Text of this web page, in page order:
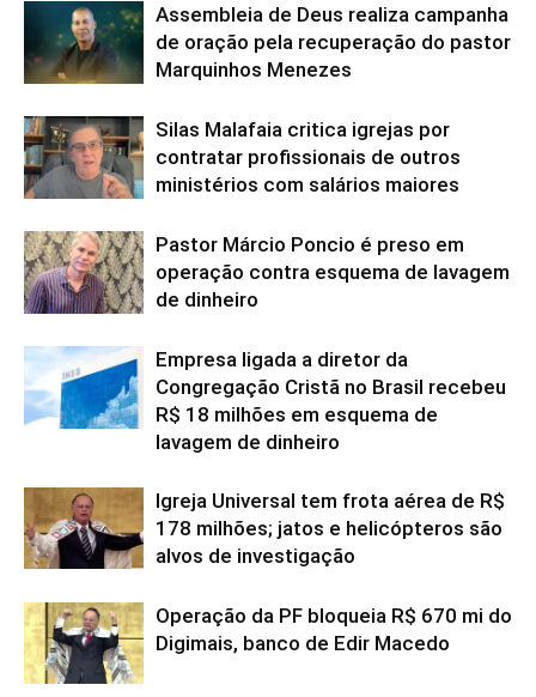
Assembleia de Deus realiza campanha
de oração pela recuperação do pastor
Marquinhos Menezes
Silas Malafaia critica igrejas por
contratar profissionais de outros
ministérios com salários maiores
Pastor Márcio Poncio é preso em
operação contra esquema de lavagem
de dinheiro
Empresa ligada a diretor da
Congregação Cristã no Brasil recebeu
R$ 18 milhões em esquema de
lavagem de dinheiro
Igreja Universal tem frota aérea de R$
178 milhões; jatos e helicópteros são
alvos de investigação
Operação da PF bloqueia R$ 670 mi do
Digimais, banco de Edir Macedo